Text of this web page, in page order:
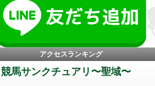
アクセスランキング
競馬サンクチュアリ〜聖域〜